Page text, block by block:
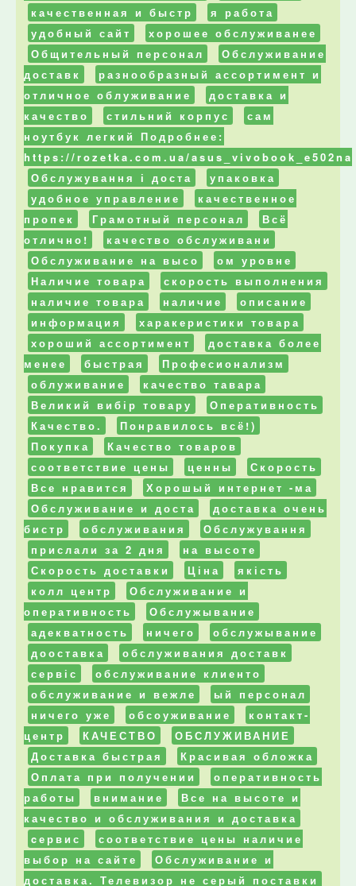
качественная и быстр
я работа
удобный сайт
хорошее обслуживанее
Общительный персонал
Обслуживание
доставк
разнообразный ассортимент и
отличное облуживание
доставка и
качество
стильний корпус
сам
ноутбук легкий Подробнее:
https://rozetka.com.ua/
Обслужування і доста
упаковка
удобное управление
качественное
пропек
Грамотный персонал
Всё
отлично!
качество обслуживани
Обслуживание на высо
ом уровне
Наличие товара
скорость выполнения
наличие товара
наличие
описание
информация
харакеристики товара
хороший ассортимент
доставка более
менее
быстрая
Професионализм
облуживание
качество тавара
Великий вибір товару
Оперативность
Качество.
Понравилось всё!)
Покупка
Качество товаров
соответствие цены
ценны
Скорость
Все нравится
Хорошый интернет -ма
Обслуживание и доста
доставка очень
бистр
обслуживания
Обслужування
прислали за 2 дня
на высоте
Скорость доставки
Ціна
якість
колл центр
Обслуживание и
оперативность
Обслужывание
адекватность
ничего
обслужывание
дооставка
обслуживания доставк
сервіс
обслуживание клиенто
обслуживание и вежле
ый персонал
ничего уже
обсоуживание
контакт-
центр
КАЧЕСТВО
ОБСЛУЖИВАНИЕ
Доставка быстрая
Красивая обложка
Оплата при получении
оперативность
работы
внимание
Все на высоте и
качество и обслуживания и доставка
cервис
соответствие цены наличие
выбор на сайте
Обслуживание и
доставка. Телевизор не серый поставки